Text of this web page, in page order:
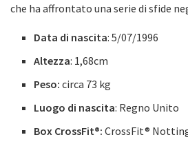
che ha affrontato una serie di sfide
Data di nascita: 5/07/1996
Altezza: 1,68cm
Peso: circa 73 kg
Luogo di nascita: Regno Unito
Box CrossFit®: CrossFit®